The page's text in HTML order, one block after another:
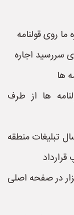
روی قولنامه
سررسید اجاره
ها
ها از طرف
تبلیغات منطقه
در صفحه اصلی